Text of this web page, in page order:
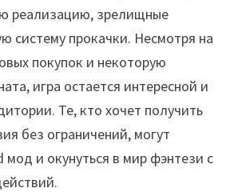
реализацию, зрелищные
систему прокачки. Несмотря на
покупок и некоторую
игра остается интересной и
Те, кто хочет получить
без ограничений, могут
мод и окунуться в мир фэнтези с